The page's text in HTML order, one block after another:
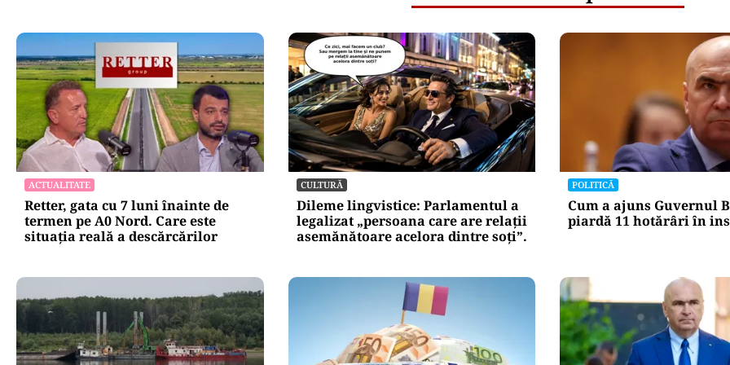
ACTUALITATE
Retter, gata cu 7 luni înainte de
termen pe A0 Nord. Care este
situația reală a descărcărilor
CULTURĂ
Dileme lingvistice: Parlamentul a
legalizat „persoana care are relații
asemănătoare acelora dintre soți”.
POLITICĂ
Cum a ajuns Guvernul
piardă 11 hotărâri în